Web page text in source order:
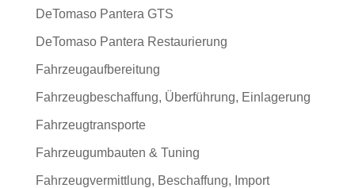
DeTomaso Pantera GTS
DeTomaso Pantera Restaurierung
Fahrzeugaufbereitung
Fahrzeugbeschaffung, Überführung, Einlagerung
Fahrzeugtransporte
Fahrzeugumbauten & Tuning
Fahrzeugvermittlung, Beschaffung, Import